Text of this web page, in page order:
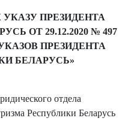
ПРЕЗИДЕНТА
ОТ 29.12.2020 № 497
ПРЕЗИДЕНТА
БЕЛАРУСЬ»
отдела
Республики Беларусь